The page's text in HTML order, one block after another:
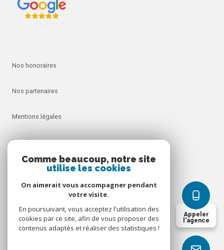
Appeler
l'agence
Nos honoraires
Nos partenaires
Mentions légales
Plan du site
Cookies
Comme beaucoup, notre site
utilise les cookies
On aimerait vous accompagner pendant
votre visite.
En poursuivant, vous acceptez l'utilisation des
cookies par ce site, afin de vous proposer des
contenus adaptés et réaliser des statistiques !